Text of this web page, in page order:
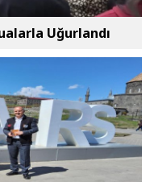
Uğurlandı